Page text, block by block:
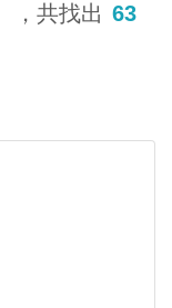
，共找出 63